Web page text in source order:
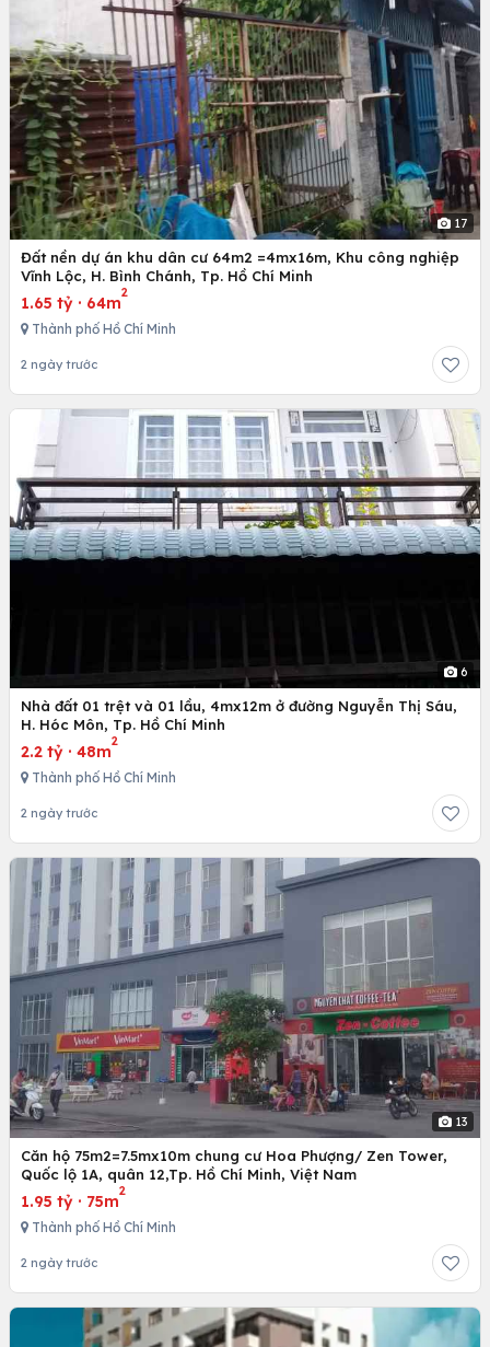
17
Đất nền dự án khu dân cư 64m2 =4mx16m, Khu công nghiệp
Vĩnh Lộc, H. Bình Chánh, Tp. Hồ Chí Minh
1.65 tỷ · 64m
2
Thành phố Hồ Chí Minh
2 ngày trước
6
Nhà đất 01 trệt và 01 lầu, 4mx12m ở đường Nguyễn Thị Sáu,
H. Hóc Môn, Tp. Hồ Chí Minh
2.2 tỷ · 48m
2
Thành phố Hồ Chí Minh
2 ngày trước
13
Căn hộ 75m2=7.5mx10m chung cư Hoa Phượng/ Zen Tower,
Quốc lộ 1A, quân 12,Tp. Hồ Chí Minh, Việt Nam
1.95 tỷ · 75m
2
Thành phố Hồ Chí Minh
2 ngày trước